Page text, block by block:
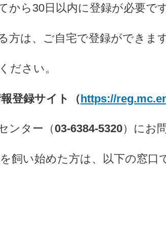
ら30日以内に登録が必要です
方は、ご自宅で登録ができます
ださい。
登録サイト（https://
ンター（03-6384-5320）にお
飼い始めた方は、以下の窓口